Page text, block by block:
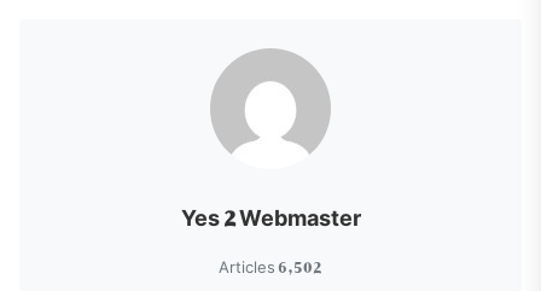
Yes 2 Webmaster
6,502 Articles